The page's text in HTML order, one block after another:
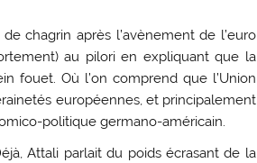
chagrin après l’avènement de l’euro
au pilori en expliquant que la
fouet. Où l’on comprend que l’Union
européennes, et principalement
politique germano-américain.
Attali parlait du poids écrasant de la